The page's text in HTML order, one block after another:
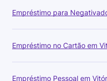
Empréstimo para
Empréstimo no Cartão em
Empréstimo Pessoal em